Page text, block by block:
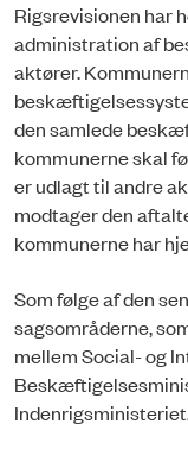
Rigsrevisionen har
administration af
aktører.
den samlede
kommunerne skal
er udlagt til andre
modtager den
kommunerne har
Som følge af den
sagsområderne,
mellem Social- og